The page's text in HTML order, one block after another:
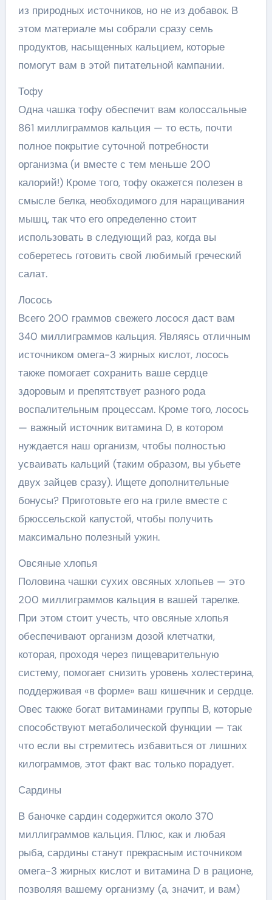
из природных источников, но не из добавок. В
этом материале мы собрали сразу семь
продуктов, насыщенных кальцием, которые
помогут вам в этой питательной кампании.
Тофу
Одна чашка тофу обеспечит вам колоссальные
861 миллиграммов кальция — то есть, почти
полное покрытие суточной потребности
организма (и вместе с тем меньше 200
калорий!) Кроме того, тофу окажется полезен в
смысле белка, необходимого для наращивания
мышц, так что его определенно стоит
использовать в следующий раз, когда вы
соберетесь готовить свой любимый греческий
салат.
Лосось
Всего 200 граммов свежего лосося даст вам
340 миллиграммов кальция. Являясь отличным
источником омега-3 жирных кислот, лосось
также помогает сохранить ваше сердце
здоровым и препятствует разного рода
воспалительным процессам. Кроме того, лосось
— важный источник витамина D, в котором
нуждается наш организм, чтобы полностью
усваивать кальций (таким образом, вы убьете
двух зайцев сразу). Ищете дополнительные
бонусы? Приготовьте его на гриле вместе с
брюссельской капустой, чтобы получить
максимально полезный ужин.
Овсяные хлопья
Половина чашки сухих овсяных хлопьев — это
200 миллиграммов кальция в вашей тарелке.
При этом стоит учесть, что овсяные хлопья
обеспечивают организм дозой клетчатки,
которая, проходя через пищеварительную
систему, помогает снизить уровень холестерина,
поддерживая «в форме» ваш кишечник и сердце.
Овес также богат витаминами группы В, которые
способствуют метаболической функции — так
что если вы стремитесь избавиться от лишних
килограммов, этот факт вас только порадует.
Сардины
В баночке сардин содержится около 370
миллиграммов кальция. Плюс, как и любая
рыба, сардины станут прекрасным источником
омега-3 жирных кислот и витамина D в рационе,
позволяя вашему организму (а, значит, и вам)